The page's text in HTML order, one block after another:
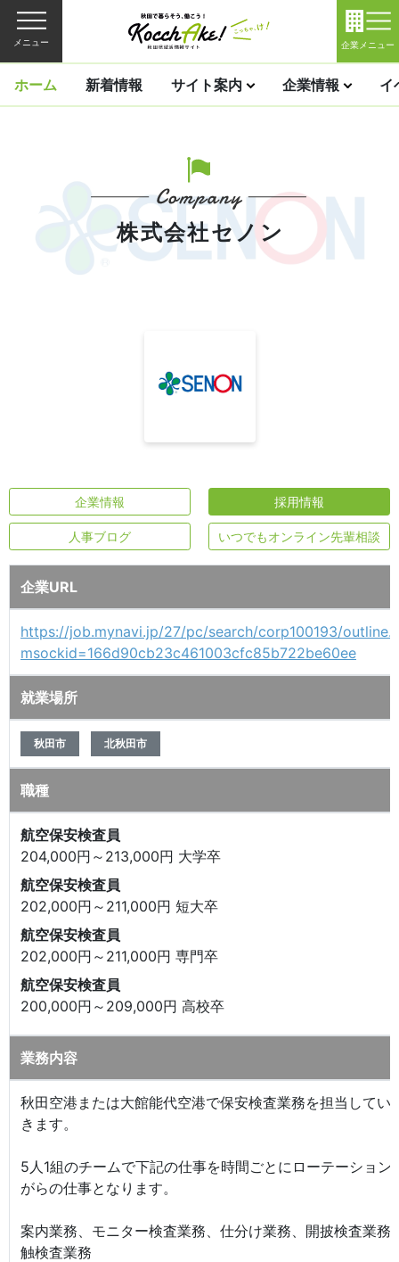
メニュー 企業メニュー
ホーム 新着情報 サイト案内 企業情報 イ
株式会社セノン
企業情報 採用情報
人事ブログ いつでもオンライン先輩相談
企業URL
https://job.mynavi.jp/27/pc/search/corp100193/
msockid=166d90cb23c461003cfc85b722be60ee
就業場所
秋田市 北秋田市
職種
航空保安検査員
204,000円～213,000円 大学卒
航空保安検査員
202,000円～211,000円 短大卒
航空保安検査員
202,000円～211,000円 専門卒
航空保安検査員
200,000円～209,000円 高校卒
業務内容
秋田空港または大館能代空港で保安検査業務を担当してい
きます。
5人1組のチームで下記の仕事を時間ごとにローテーション
がらの仕事となります。
案内業務、モニター検査業務、仕分け業務、開披検査業務
触検査業務